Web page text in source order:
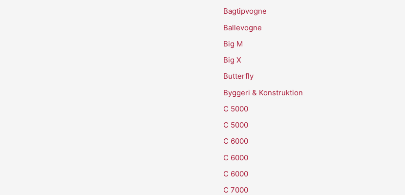
Bagtipvogne
Ballevogne
Big M
Big X
Butterfly
Byggeri & Konstruktion
C 5000
C 5000
C 6000
C 6000
C 6000
C 7000